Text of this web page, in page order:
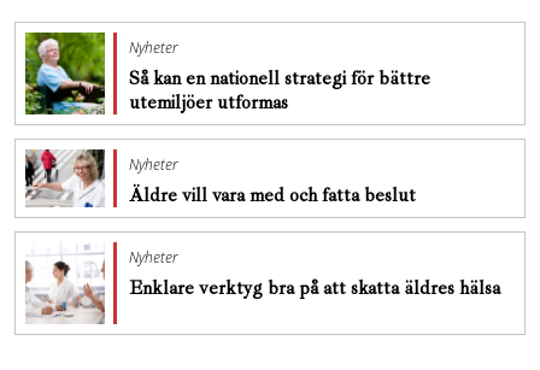
Nyheter
Så kan en nationell strategi för bättre
utemiljöer utformas
Nyheter
Äldre vill vara med och fatta beslut
Nyheter
Enklare verktyg bra på att skatta äldres hälsa